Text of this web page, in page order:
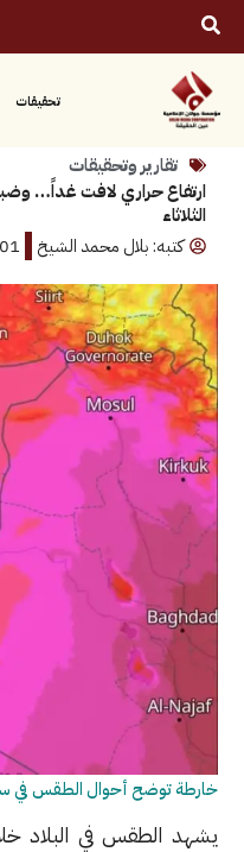
محليات
وتحقيقات
لافت غداً… وضباب فجراً
بلال محمد الشيخ 11:01 م
أحوال الطقس في سورية (مواقع
في البلاد خلال